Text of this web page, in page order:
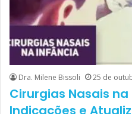
Dra. Milene Bissoli 25 de
Cirurgias Nasais
Indicações e